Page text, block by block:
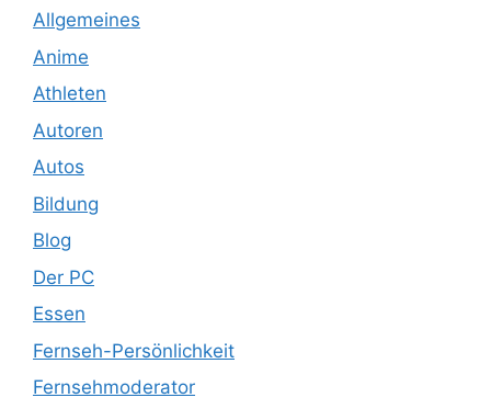
Allgemeines
Anime
Athleten
Autoren
Autos
Bildung
Blog
Der PC
Essen
Fernseh-Persönlichkeit
Fernsehmoderator